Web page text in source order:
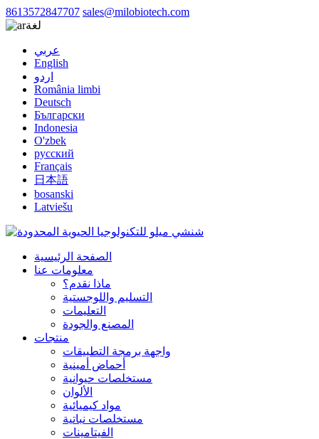
8613572847707 sales@milobiotech.com
لغة
عربي
English
اردو
România limbi
Deutsch
Български
Indonesia
O'zbek
русский
Français
日本語
bosanski
Latviešu
الصفحة الرئيسية
معلومات عنا
ماذا نقدم؟
التسليم واللوجستية
التعليمات
المصنع والجودة
منتجات
واجهة برمجة التطبيقات
أحماض أمينية
مستخلصات حيوانية
الألوان
مواد كيميائية
مستخلصات نباتية
الفيتامينات